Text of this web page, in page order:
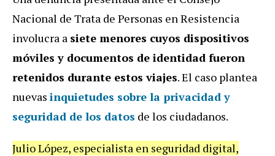
Nacional de Trata de Personas en Resistencia
involucra a siete menores cuyos dispositivos
móviles y documentos de identidad fueron
retenidos durante estos viajes. El caso plantea
nuevas inquietudes sobre la privacidad y
seguridad de los datos de los ciudadanos.
Julio López, especialista en seguridad digital,